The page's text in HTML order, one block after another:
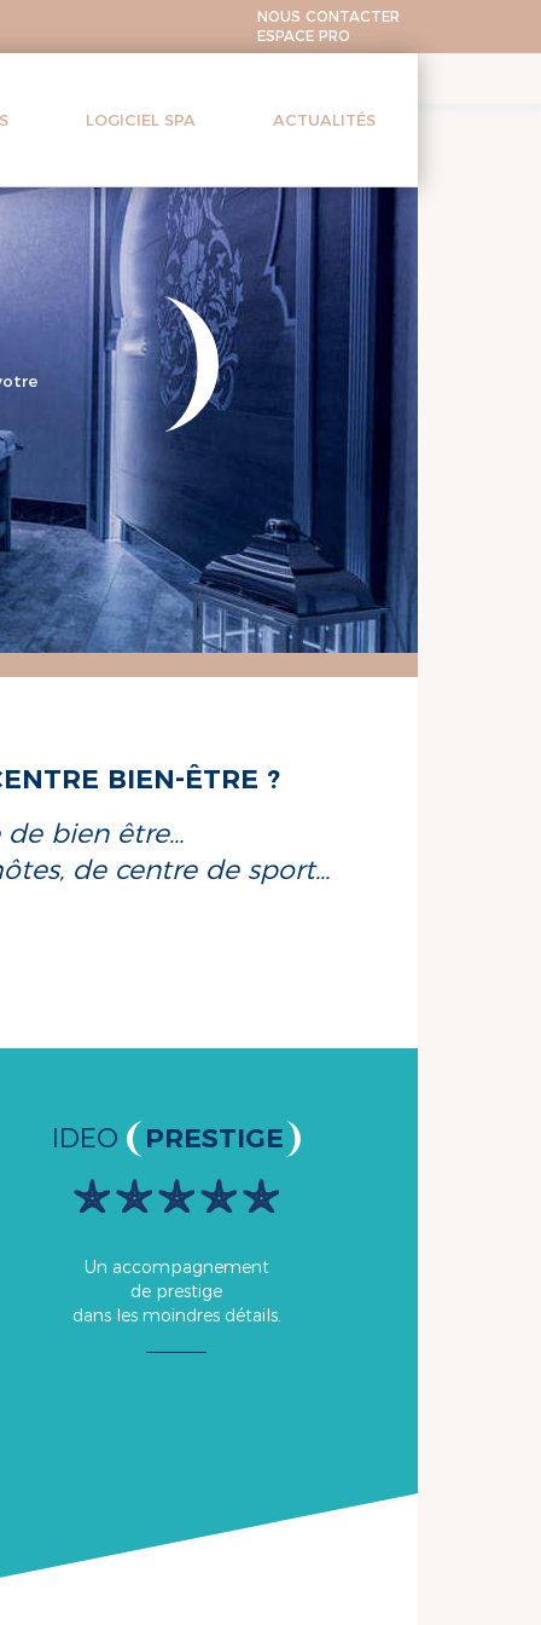
NOUS CONTACTER
ESPACE PRO
LOGICIEL SPA ACTUALITÉS
de
BIEN-ÊTRE ?
bien être…
de centre de sport…
IDEO PRESTIGE
Un accompagnement
de prestige
dans les moindres détails.